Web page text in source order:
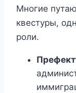
Многие
квестуры,
роли.